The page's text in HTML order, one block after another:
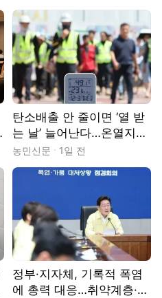
탄소배출 안 줄이면 ‘열 받
는 날’ 늘어난다…온열지수
분석해보니
농민신문 1일 전
정부·지자체, 기록적 폭염
에 총력 대응…취약계층·현